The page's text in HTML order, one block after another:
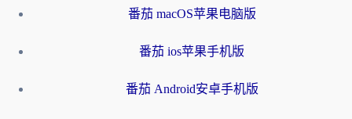
番茄 macOS苹果电脑版
番茄 ios苹果手机版
番茄 Android安卓手机版